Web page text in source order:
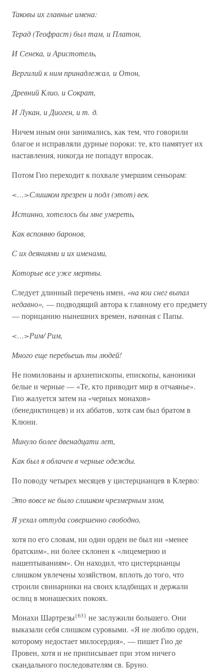
Таковы их главные имена:
Терад (Теофраст) был там, и Платон,
И Сенека, и Аристотель,
Вергилий к ним принадлежал, и Отон,
Древний Клио, и Сократ,
И Лукан, и Диоген, и т. д.
Ничем иным они занимались, как тем, что говорили
благое и исправляли дурные пороки: те, кто памятует их
наставления, никогда не попадут впросак.
Потом Гио переходит к похвале умершим сеньорам:
<…>Слишком презрен и подл (этот) век.
Истинно, хотелось бы мне умереть,
Как вспомню баронов,
С их деяниями и их именами,
Которые все уже мертвы.
Следует длинный перечень имен, «на кои снег выпал
недавно», — подводящий автора к главному его предмету
— порицанию нынешних времен, начиная с Папы.
<…>Рим/ Рим,
Много еще перебьешь ты людей!
Не помилованы и архиепископы, епископы, каноники
белые и черные — «Те, кто приводит мир в отчаянье».
Гио жалуется затем на «черных монахов»
(бенедиктинцев) и их аббатов, хотя сам был братом в
Клюни.
Минуло более двенадцати лет,
Как был я облачен в черные одежды.
По поводу четырех месяцев у цистерцианцев в Клерво:
Это вовсе не было слишком чрезмерным злом,
Я уехал оттуда совершенно свободно,
хотя по его словам, ни один орден не был ни «менее
братским», ни более склонен к «лицемерию и
нашептываниям». Он находил, что цистерцианцы
слишком увлечены хозяйством, вплоть до того, что
строили свинарники на своих кладбищах и держали
ослиц в монашеских покоях.
Монахи Шартрезы{63} не заслужили большего. Они
выказали себя слишком суровыми. «Я не люблю орден,
которому недостает милосердия», — пишет Гио де
Провен, хотя и не приписывает при этом ничего
скандального последователям св. Бруно.